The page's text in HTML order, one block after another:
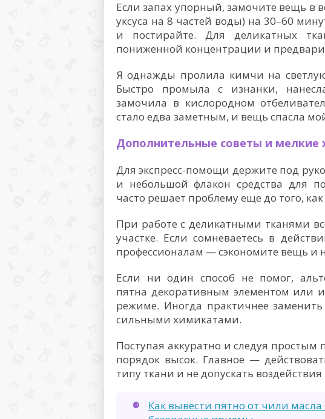
Если запах упорный, замочите вещь в
уксуса на 8 частей воды) на 30–60
и постирайте. Для деликатных
пониженной концентрации и
Я однажды пролила кимчи на
Быстро промыла с изнанки,
замочила в кислородном
стало едва заметным, и вещь спасла
Дополнительные советы и мелкие
Для экспресс-помощи держите под
и небольшой флакон средства для
часто решает проблему еще до того,
При работе с деликатными тканями
участке. Если сомневаетесь в
профессионалам — сэкономите вещь и
Если ни один способ не помог,
пятна декоративным элементом или
режиме. Иногда практичнее
сильными химикатами.
Поступая аккуратно и следуя
порядок высок. Главное —
типу ткани и не допускать
Как вывести пятно от чили